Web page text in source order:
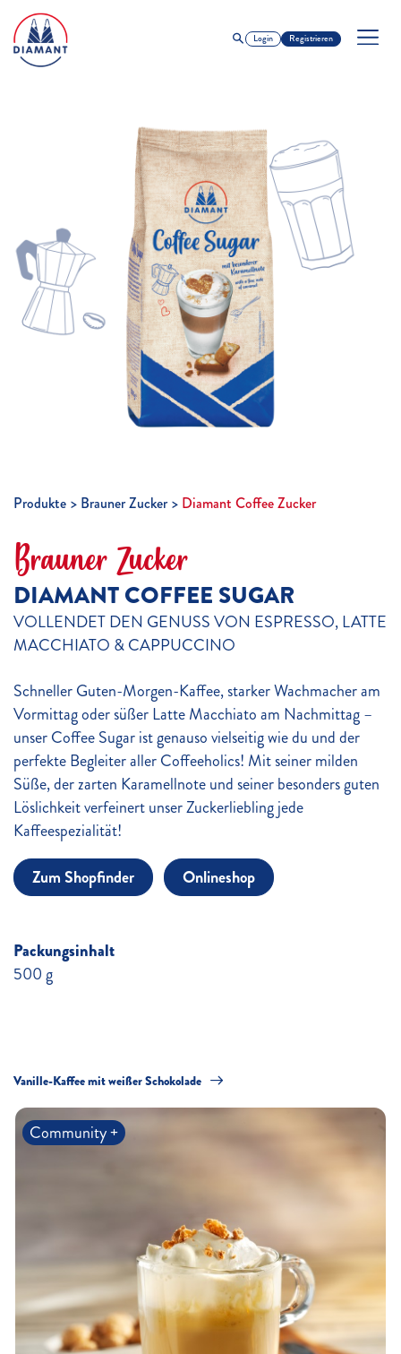
Login Registrieren
Produkte Brauner Zucker Diamant Coffee Zucker
Brauner Zucker
DIAMANT COFFEE SUGAR
VOLLENDET DEN GENUSS VON ESPRESSO, LATTE
MACCHIATO & CAPPUCCINO
Schneller Guten-Morgen-Kaffee, starker Wachmacher am
Vormittag oder süßer Latte Macchiato am Nachmittag –
unser Coffee Sugar ist genauso vielseitig wie du und der
perfekte Begleiter aller Coffeeholics! Mit seiner milden
Süße, der zarten Karamellnote und seiner besonders guten
Löslichkeit verfeinert unser Zuckerliebling jede
Kaffeespezialität!
Zum Shopfinder
Onlineshop
Packungsinhalt
500 g
Community +
Vanille-Kaffee mit weißer Schokolade